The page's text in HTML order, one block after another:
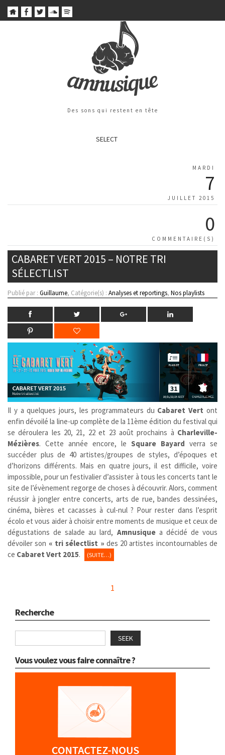
Des sons qui restent en tête
SELECT
MARDI
7
JUILLET 2015
0
COMMENTAIRE(S)
CABARET VERT 2015 – NOTRE TRI
SÉLECTLIST
Publié par : Guillaume, Catégorie(s) : Analyses et reportings, Nos playlists
Il y a quelques jours, les programmateurs du Cabaret Vert ont
enfin dévoilé la line-up complète de la 11ème édition du festival qui
se déroulera les 20, 21, 22 et 23 août prochains à Charleville-
Mézières. Cette année encore, le Square Bayard verra se
succéder plus de 40 artistes/groupes de styles, d’époques et
d’horizons différents. Mais en quatre jours, il est difficile, voire
impossible, pour un festivalier d’assister à tous les concerts tant le
site de l’évènement regorge de choses à découvrir. Alors, comment
réussir à jongler entre concerts, arts de rue, bandes dessinées,
cinéma, bières et cacasses à cul-nul ? Pour rester dans l’esprit
écolo et vous aider à choisir entre moments de musique et ceux de
dégustations de salade au lard, Amnusiquea décidé de vous
dévoiler son « tri sélectlist » des 20 artistes incontournables de
ce Cabaret Vert 2015. (SUITE…)
1
Recherche
SEEK
Vous voulez vous faire connaître ?